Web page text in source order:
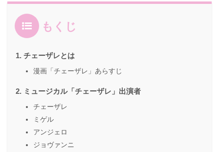
もくじ
チェーザレとは
漫画「チェーザレ」あらすじ
ミュージカル「チェーザレ」出演者
チェーザレ
ミゲル
アンジェロ
ジョヴァンニ